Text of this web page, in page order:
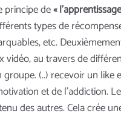
principe de«
types de
etc.
vidéo, au travers de
groupe. (..) recevoir un
et de l’addiction.
des autres. Cela crée